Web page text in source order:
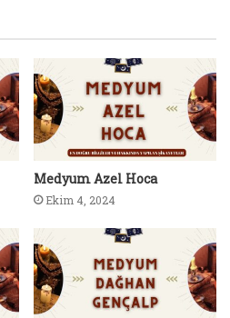
Medyum Azel Hoca
Ekim 4, 2024